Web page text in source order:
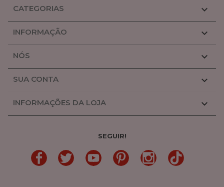
CATEGORIAS 
INFORMAÇÃO 
NÓS 
SUA CONTA 
INFORMAÇÕES DA LOJA 
SEGUIR!
LinkedIn Gorjeio YouTube PinterestLinkedinTikTok